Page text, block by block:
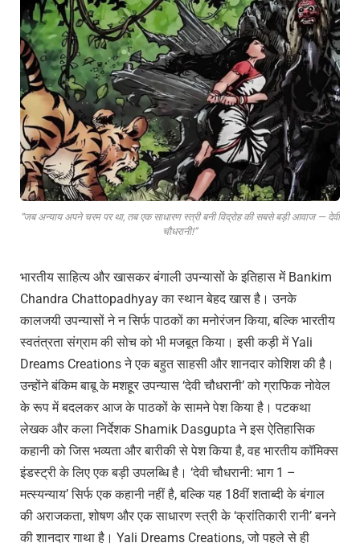
“जब अन्याय अपने चरम पर था, तब एक साधारण स्त्री बनी विद्रोह की सबसे बड़ी आवाज — देवी
चौधरानी!”
भारतीय साहित्य और खासकर बंगाली उपन्यासों के इतिहास में Bankim
Chandra Chattopadhyay का स्थान बेहद खास है। उनके
कालजयी उपन्यासों ने न सिर्फ पाठकों का मनोरंजन किया, बल्कि भारतीय
स्वतंत्रता संग्राम की सोच को भी मजबूत किया। इसी कड़ी में Yali
Dreams Creations ने एक बहुत साहसी और शानदार कोशिश की है।
उन्होंने बंकिम बाबू के मशहूर उपन्यास ‘देवी चौधरानी’ को ग्राफिक नोवेल
के रूप में बदलकर आज के पाठकों के सामने पेश किया है। पटकथा
लेखक और कला निर्देशक Shamik Dasgupta ने इस ऐतिहासिक
कहानी को जिस भव्यता और बारीकी से पेश किया है, वह भारतीय कॉमिक्स
इंडस्ट्री के लिए एक बड़ी उपलब्धि है। ‘देवी चौधरानी: भाग 1 –
मत्स्यन्याय’ सिर्फ एक कहानी नहीं है, बल्कि यह 18वीं शताब्दी के बंगाल
की अराजकता, शोषण और एक साधारण स्त्री के ‘क्रांतिकारी रानी’ बनने
की शानदार गाथा है। Yali Dreams Creations, जो पहले से ही